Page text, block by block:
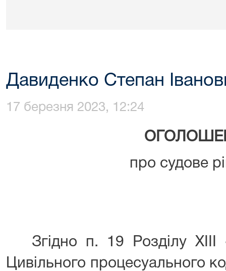
Давиденко Степан
17 березня 2023, 12:24
про судове
Згідно п. 19 Розділу XIII
Цивільного процесуального